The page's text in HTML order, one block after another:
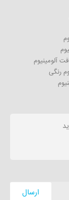
آلومینیوم
رنگی
ارسال